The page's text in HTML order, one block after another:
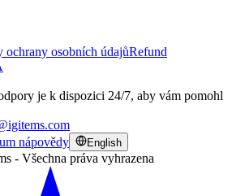
ochrany osobních údajůRefund
je k dispozici 24/7, aby vám pomohl
nápovědy English
- Všechna práva vyhrazena